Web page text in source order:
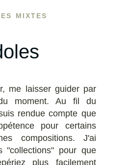
mixtes
me laisser guider par
moment. Au fil du
rendue compte que
pour certains
compositions. J'ai
"collections" pour que
plus facilement